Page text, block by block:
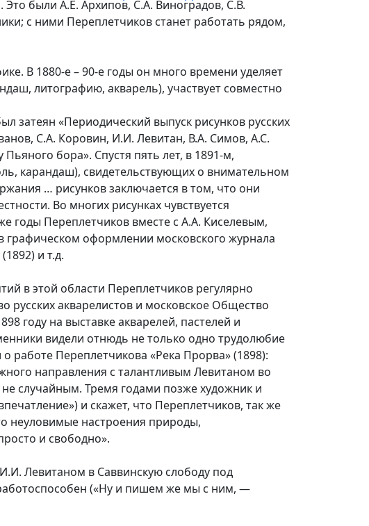
были А.Е. Архипов, С.А. Виноградов, С.В.
с ними Переплетчиков станет работать рядом,
В 1880-е – 90-е годы он много времени уделяет
литографию, акварель), участвует совместно
затеян «Периодический выпуск рисунков русских
С.А. Коровин, И.И. Левитан, В.А. Симов, А.С.
бора». Спустя пять лет, в 1891-м,
карандаш), свидетельствующих о внимательном
… рисунков заключается в том, что они
Во многих рисунках чувствуется
годы Переплетчиков вместе с А.А. Киселевым,
оформлении московского журнала
и т.д.
в этой области Переплетчиков регулярно
русских акварелистов и московское Общество
году на выставке акварелей, пастелей и
видели отнюдь не только одно трудолюбие
работе Переплетчикова «Река Прорва» (1898):
направления с талантливым Левитаном во
случайным. Тремя годами позже художник и
и скажет, что Переплетчиков, так же
неуловимые настроения природы,
и свободно».
Левитаном в Саввинскую слободу под
(«Ну и пишем же мы с ним, —